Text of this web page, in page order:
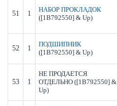
51 1 НАБОР ПРОКЛАДОК
([1B792550] & Up)
52 1 ПОДШИПНИК
([1B792550] & Up)
53 1
НЕ ПРОДАЕТСЯ
ОТДЕЛЬНО ([1B792550] &
Up)